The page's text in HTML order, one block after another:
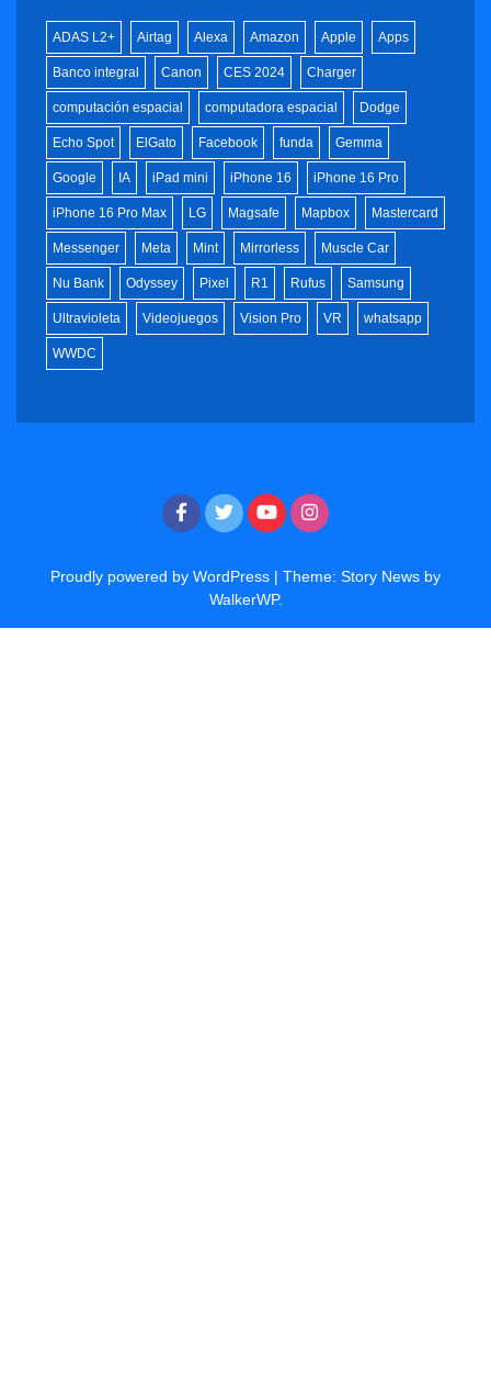
ADAS L2+ Airtag Alexa Amazon Apple Apps
Banco integral Canon CES 2024 Charger
computación espacial computadora espacial Dodge
Echo Spot ElGato Facebook funda Gemma
Google IA iPad mini iPhone 16 iPhone 16 Pro
iPhone 16 Pro Max LG Magsafe Mapbox Mastercard
Messenger Meta Mint Mirrorless Muscle Car
Nu Bank Odyssey Pixel R1 Rufus Samsung
Ultravioleta Videojuegos Vision Pro VR whatsapp
WWDC
Proudly powered by WordPress | Theme: Story News by
WalkerWP.